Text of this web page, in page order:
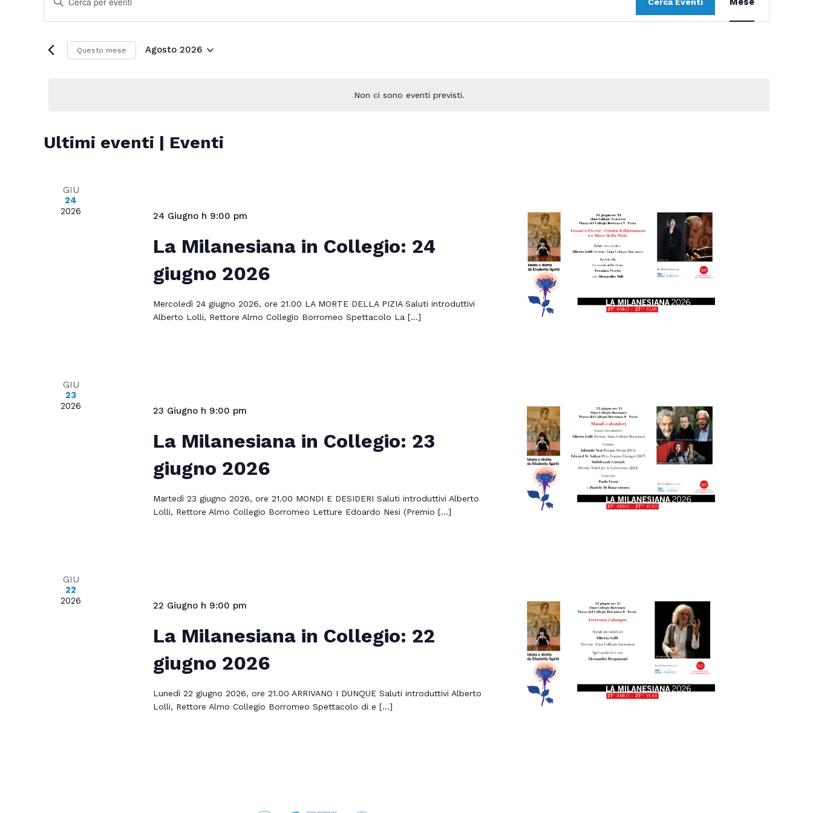
Non ci sono eventi previsti.
Ricerca
Navigazione
Parola
Chiave.
Eventi
per
Viste
Questo mese Agosto 2026
Calendario
di
Ultimi eventi | Eventi
GIU
24
2026
24 Giugno h 9:00 pm
La Milanesiana in Collegio: 24
giugno 2026
Mercoledì 24 giugno 2026, ore 21.00 LA MORTE DELLA PIZIA Saluti introduttivi
Alberto Lolli, Rettore Almo Collegio Borromeo Spettacolo La […]
GIU
23
2026
23 Giugno h 9:00 pm
La Milanesiana in Collegio: 23
giugno 2026
Martedì 23 giugno 2026, ore 21.00 MONDI E DESIDERI Saluti introduttivi Alberto
Lolli, Rettore Almo Collegio Borromeo Letture Edoardo Nesi (Premio […]
GIU
22
2026
22 Giugno h 9:00 pm
La Milanesiana in Collegio: 22
giugno 2026
Lunedì 22 giugno 2026, ore 21.00 ARRIVANO I DUNQUE Saluti introduttivi Alberto
Lolli, Rettore Almo Collegio Borromeo Spettacolo di e […]